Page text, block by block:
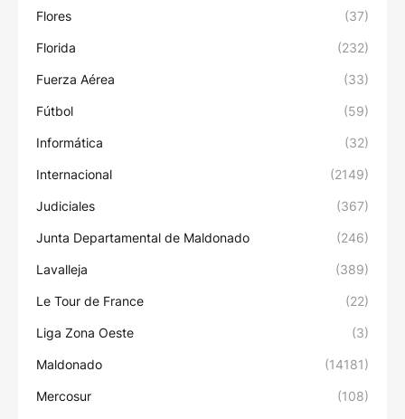
Flores (37)
Florida (232)
Fuerza Aérea (33)
Fútbol (59)
Informática (32)
Internacional (2149)
Judiciales (367)
Junta Departamental de Maldonado (246)
Lavalleja (389)
Le Tour de France (22)
Liga Zona Oeste (3)
Maldonado (14181)
Mercosur (108)